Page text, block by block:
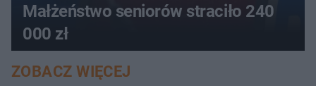
Małżeństwo seniorów straciło 240
000 zł
ZOBACZ WIĘCEJ